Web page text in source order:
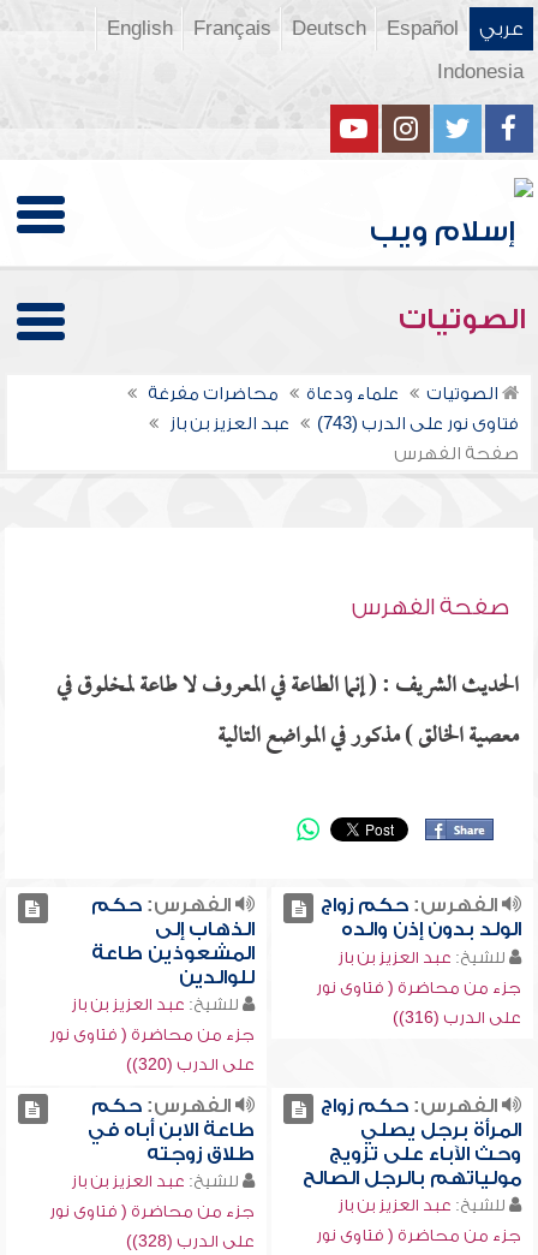
عربي Español
Deutsch
Français
English
Indonesia
الصوتيات
الصوتيات علماء ودعاة
محاضرات مفرغة
فتاوى نور على الدرب (743)
عبد العزيز بن باز
صفحة الفهرس
صفحة الفهرس
الحديث الشريف : ( إنما الطاعة في المعروف لا طاعة لمخلوق في
معصية الخالق ) مذكور في المواضع التالية
الفهرس:حكم زواج
الولد بدون إذن والده
للشيخ: عبد العزيز بن باز
جزء من محاضرة ( فتاوى نور
على الدرب (316))
الفهرس:حكم
الذهاب إلى
المشعوذين طاعة
للوالدين
للشيخ: عبد العزيز بن باز
جزء من محاضرة ( فتاوى نور
على الدرب (320))
الفهرس:حكم زواج
المرأة برجل يصلي
وحث الآباء على تزويج
مولياتهم بالرجل الصالح
للشيخ: عبد العزيز بن باز
جزء من محاضرة ( فتاوى نور
الفهرس:حكم
طاعة الابن أباه في
طلاق زوجته
للشيخ: عبد العزيز بن باز
جزء من محاضرة ( فتاوى نور
على الدرب (328))